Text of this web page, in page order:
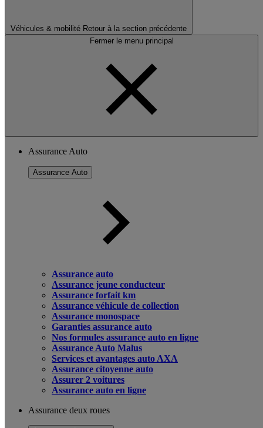
Véhicules & mobilité Retour à la section précédente
Fermer le menu principal
Assurance Auto
Assurance Auto
Assurance auto
Assurance jeune conducteur
Assurance forfait km
Assurance véhicule de collection
Assurance monospace
Garanties assurance auto
Nos formules assurance auto en ligne
Assurance Auto Malus
Services et avantages auto AXA
Assurance citoyenne auto
Assurer 2 voitures
Assurance auto en ligne
Assurance deux roues